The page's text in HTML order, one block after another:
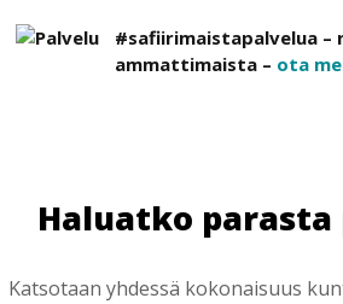
#safiirimaistapalvelua –
ammattimaista – ota
Haluatko parasta
Katsotaan yhdessä kokonaisuus